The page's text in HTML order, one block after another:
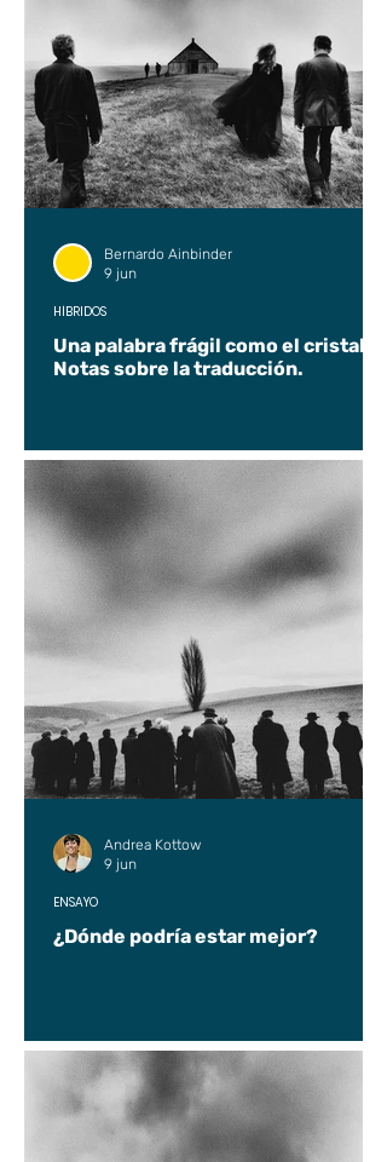
Una palabra frágil como el cristal.
Notas sobre la traducción.
HÍBRIDOS
Bernardo Ainbinder
9 jun
¿Dónde podría estar mejor?
ENSAYO
Andrea Kottow
9 jun